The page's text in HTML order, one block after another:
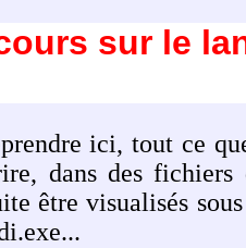
sur le
ici, tout ce
dans des
être visualisés